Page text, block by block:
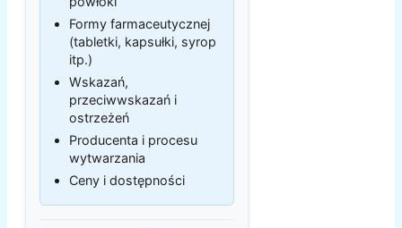
Formy farmaceutycznej
(tabletki, kapsułki, syrop
itp.)
Wskazań,
przeciwwskazań i
ostrzeżeń
Producenta i procesu
wytwarzania
Ceny i dostępności